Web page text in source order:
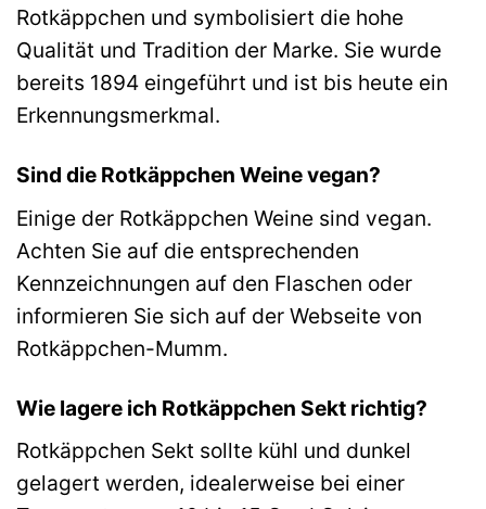
Rotkäppchen und symbolisiert die hohe
Qualität und Tradition der Marke. Sie wurde
bereits 1894 eingeführt und ist bis heute ein
Erkennungsmerkmal.
Sind die Rotkäppchen Weine vegan?
Einige der Rotkäppchen Weine sind vegan.
Achten Sie auf die entsprechenden
Kennzeichnungen auf den Flaschen oder
informieren Sie sich auf der Webseite von
Rotkäppchen-Mumm.
Wie lagere ich Rotkäppchen Sekt richtig?
Rotkäppchen Sekt sollte kühl und dunkel
gelagert werden, idealerweise bei einer